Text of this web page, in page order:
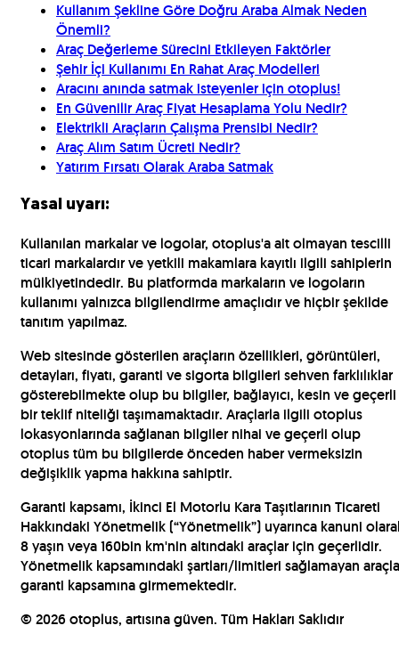
Kullanım Şekline Göre Doğru Araba Almak Neden
Önemli?
Araç Değerleme Sürecini Etkileyen Faktörler
Şehir İçi Kullanımı En Rahat Araç Modelleri
Aracını anında satmak isteyenler için otoplus!
En Güvenilir Araç Fiyat Hesaplama Yolu Nedir?
Elektrikli Araçların Çalışma Prensibi Nedir?
Araç Alım Satım Ücreti Nedir?
Yatırım Fırsatı Olarak Araba Satmak
Yasal uyarı:
Kullanılan markalar ve logolar, otoplus'a ait olmayan tescilli
ticari markalardır ve yetkili makamlara kayıtlı ilgili sahiplerin
mülkiyetindedir. Bu platformda markaların ve logoların
kullanımı yalnızca bilgilendirme amaçlıdır ve hiçbir şekilde
tanıtım yapılmaz.
Web sitesinde gösterilen araçların özellikleri, görüntüleri,
detayları, fiyatı, garanti ve sigorta bilgileri sehven farklılıklar
gösterebilmekte olup bu bilgiler, bağlayıcı, kesin ve geçerli
bir teklif niteliği taşımamaktadır. Araçlarla ilgili otoplus
lokasyonlarında sağlanan bilgiler nihai ve geçerli olup
otoplus tüm bu bilgilerde önceden haber vermeksizin
değişiklik yapma hakkına sahiptir.
Garanti kapsamı, İkinci El Motorlu Kara Taşıtlarının Ticareti
Hakkındaki Yönetmelik (“Yönetmelik”) uyarınca kanuni
8 yaşın veya 160bin km'nin altındaki araçlar için geçerlidir.
Yönetmelik kapsamındaki şartları/limitleri sağlamayan
garanti kapsamına girmemektedir.
© 2026 otoplus, artısına güven. Tüm Hakları Saklıdır